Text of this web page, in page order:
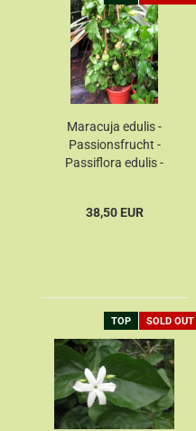
Maracuja edulis -
Passionsfrucht -
Passiflora edulis -
38,50 EUR
TOP SOLD OUT